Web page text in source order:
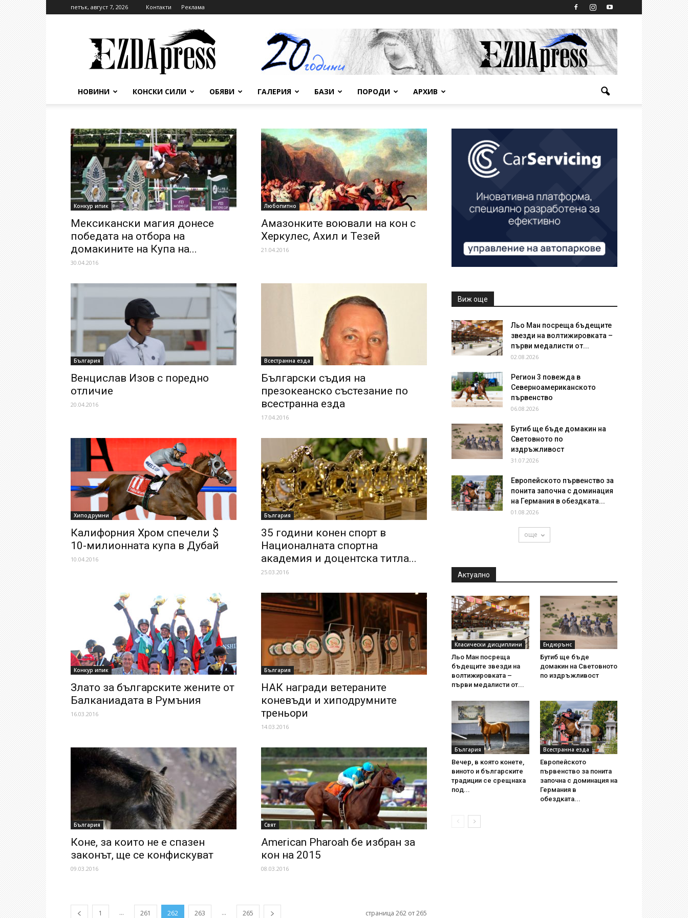
петък, август 7, 2026 Контакти Реклама
НОВИНИ КОНСКИ СИЛИ ОБЯВИ ГАЛЕРИЯ БАЗИ ПОРОДИ АРХИВ
Конкур ипик
Мексикански магия донесе
победата на отбора на
домакините на Купа на...
30.04.2016
Любопитно
Амазонките воювали на кон с
Херкулес, Ахил и Тезей
21.04.2016
България
Венцислав Изов с поредно
отличие
20.04.2016
Всестранна езда
Български съдия на
презокеанско състезание по
всестранна езда
17.04.2016
Хиподрумни
Калифорния Хром спечели $
10-милионната купа в Дубай
10.04.2016
България
35 години конен спорт в
Националната спортна
академия и доцентска титла...
25.03.2016
Конкур ипик
Злато за българските жените от
Балканиадата в Румъния
16.03.2016
България
НАК награди ветераните
коневъди и хиподрумните
треньори
14.03.2016
България
Коне, за които не е спазен
законът, ще се конфискуват
09.03.2016
Свят
American Pharoah бе избран за
кон на 2015
08.03.2016
1 ... 261 262 263 ... 265 страница 262 от 265
Виж още
Льо Ман посреща бъдещите
звезди на волтижировката –
първи медалисти от...
02.08.2026
Регион 3 повежда в
Северноамериканското
първенство
06.08.2026
Бутиб ще бъде домакин на
Световното по
издръжливост
31.07.2026
Европейското първенство за
понита започна с доминация
на Германия в обездката...
01.08.2026
още
Актуално
Класически дисциплини
Льо Ман посреща
бъдещите звезди на
волтижировката –
първи медалисти от...
Ендюрънс
Бутиб ще бъде
домакин на Световното
по издръжливост
България
Вечер, в която конете,
виното и българските
традиции се срещнаха
под...
Всестранна езда
Европейското
първенство за понита
започна с доминация на
Германия в
обездката...